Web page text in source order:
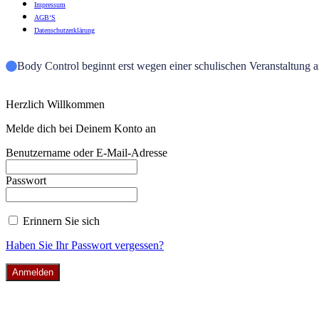
Impres­sum
AGB‘S
Daten­schutz­er­klä­rung
Body Control beginnt erst wegen einer schulischen Veranstaltung
Herzlich Willkommen
Melde dich bei Deinem Konto an
Benutzername oder E-Mail-Adresse
Passwort
Erinnern Sie sich
Haben Sie Ihr Passwort vergessen?